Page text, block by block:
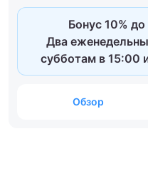
Бонус 10%
Два
субботам в 15:00
Обзор